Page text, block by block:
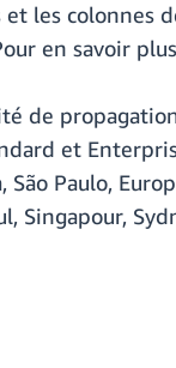
les colonnes
en savoir
de
et
São Paulo,
Singapour,